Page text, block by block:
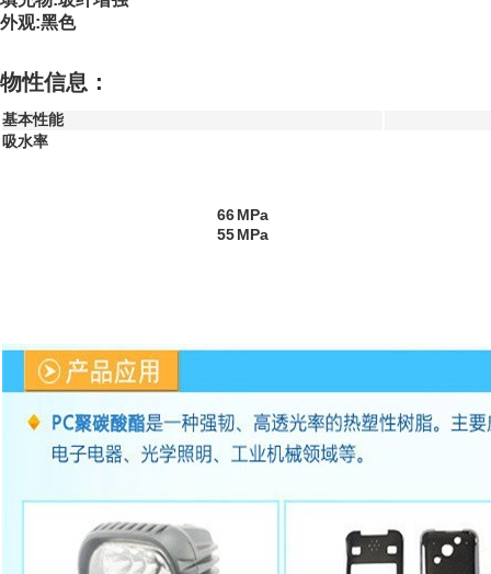
外观:黑色
物性信息：
基本性能
吸水率
66MPa
55MPa